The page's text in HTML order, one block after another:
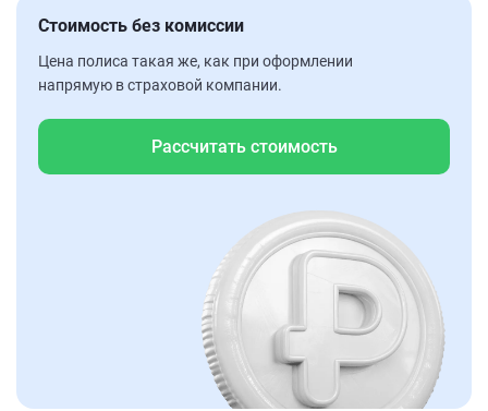
Стоимость без комиссии
Цена полиса такая же, как при оформлении
напрямую в страховой компании.
Рассчитать стоимость